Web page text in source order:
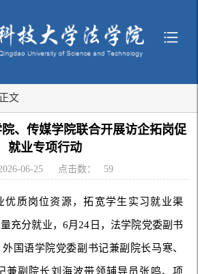
文
、传媒学院联合开展访企拓岗促
就业专项行动
06-25 点击数： 59
优质岗位资源，拓宽学生实习就业渠
充分就业，6月24日，法学院党委副书
国语学院党委副书记兼副院长马寒、
兼副院长刘海波带领辅导员张鸣、项